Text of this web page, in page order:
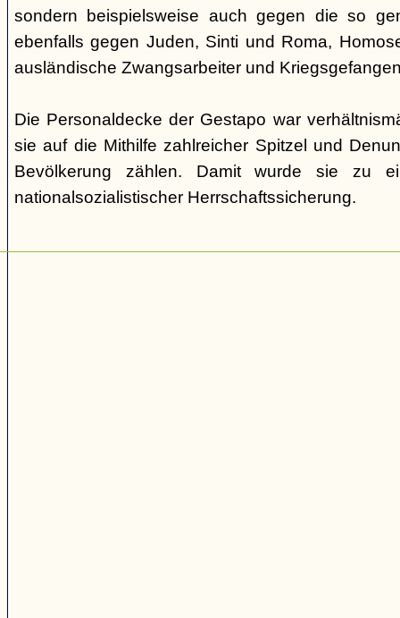
sondern beispielsweise auch gegen die so
ebenfalls gegen Juden, Sinti und Roma,
ausländische Zwangsarbeiter und
Die Personaldecke der Gestapo war
sie auf die Mithilfe zahlreicher Spitzel und
Bevölkerung zählen. Damit wurde sie zu
nationalsozialistischer Herrschaftssicherung.